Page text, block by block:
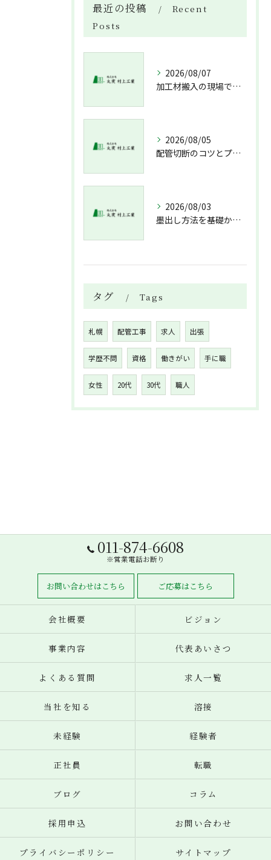
最近の投稿
Recent
Posts
2026/08/07
加工材搬入の現場で押さえておきたい流れと架台設置配管敷設までの実務解説
2026/08/05
配管切断のコツとプロが教える失敗しない工具選び
2026/08/03
墨出し方法を基礎から実践まで一人作業でも正確にこなすコツと墨出し作業の注意点
タグ Tags
札幌 配管工事 求人 出張
学歴不問 資格 働きがい 手に職
女性 20代 30代 職人
011-874-6608
※営業電話お断り
お問い合わせはこちら ご応募はこちら
会社概要 ビジョン
事業内容 代表あいさつ
よくある質問 求人一覧
当社を知る 溶接
未経験 経験者
正社員 転職
ブログ コラム
採用申込 お問い合わせ
プライバシーポリシー サイトマップ